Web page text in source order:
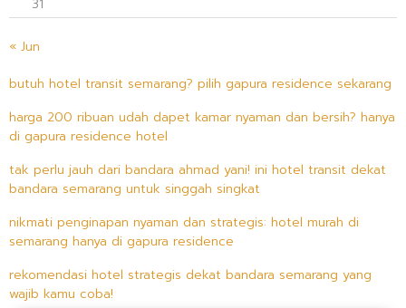
31
« Jun
butuh hotel transit semarang? pilih gapura residence sekarang
harga 200 ribuan udah dapet kamar nyaman dan bersih? hanya
di gapura residence hotel
tak perlu jauh dari bandara ahmad yani! ini hotel transit dekat
bandara semarang untuk singgah singkat
nikmati penginapan nyaman dan strategis: hotel murah di
semarang hanya di gapura residence
rekomendasi hotel strategis dekat bandara semarang yang
wajib kamu coba!